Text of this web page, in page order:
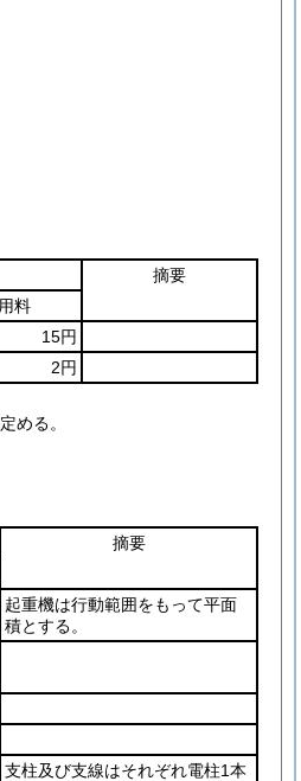
摘要
料
15円
2円
める。
摘要
起重機は行動範囲をもって平面
積とする。
支柱及び支線はそれぞれ電柱1本